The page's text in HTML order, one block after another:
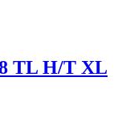
TL H/T XL